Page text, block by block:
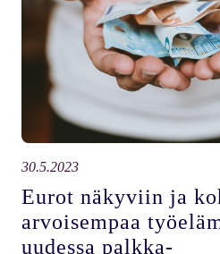
30.5.2023
Eurot näkyviin ja
arvoisempaa
uudessa palkka-